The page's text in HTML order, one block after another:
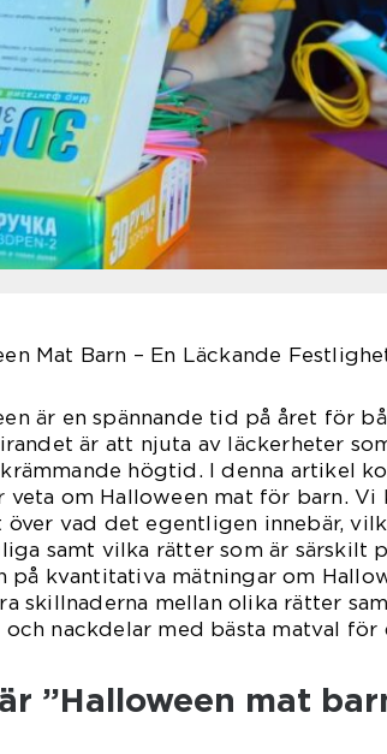
Mat Barn – En Läckande
är en spännande tid på året för
är att njuta av läckerheter
högtid. I denna artikel
veta om Halloween mat för barn.
över vad det egentligen innebär,
samt vilka rätter som är särskilt
på kvantitativa mätningar om
skillnaderna mellan olika rätter
nackdelar med bästa matval för
”Halloween mat